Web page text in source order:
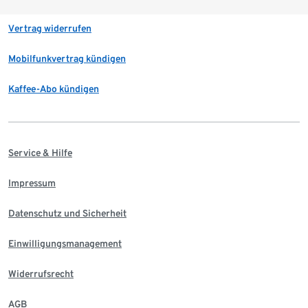
Vertrag widerrufen
Mobilfunkvertrag kündigen
Kaffee-Abo kündigen
Service & Hilfe
Impressum
Datenschutz und Sicherheit
Einwilligungsmanagement
Widerrufsrecht
AGB